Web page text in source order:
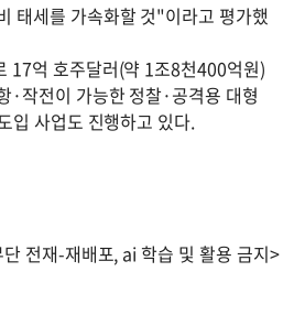
태세를 가속화할 것"이라고 평가했
17억 호주달러(약 1조8천400억원)
·작전이 가능한 정찰·공격용 대형
입 사업도 진행하고 있다.
전재-재배포, ai 학습 및 활용 금지>